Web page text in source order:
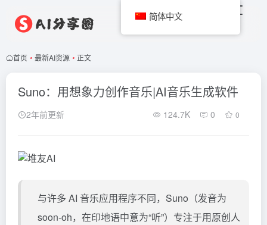
首页 • 最新AI资源 • 正文
Suno：用想象力创作音乐|AI音乐生成软件
2年前更新 124.7K 0 0
与许多 AI 音乐应用程序不同，Suno（发音为
soon-oh，在印地语中意为“听”）专注于用原创人
简体中文